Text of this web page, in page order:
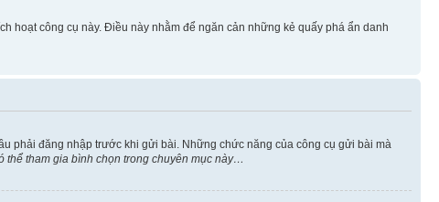
hoạt công cụ này. Điều này nhằm để ngăn cản những kẻ quấy phá ẩn danh
phải đăng nhập trước khi gửi bài. Những chức năng của công cụ gửi bài mà
thể tham gia bình chọn trong chuyên mục này…